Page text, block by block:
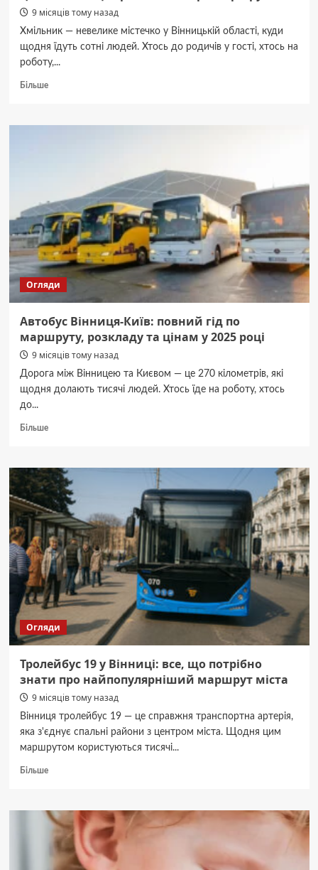
9 місяців тому назад
Хмільник — невелике містечко у Вінницькій області, куди
щодня їдуть сотні людей. Хтось до родичів у гості, хтось на
роботу,...
БільшеДокладніше
Вінниця-
все,
що
треба
знати
про
маршрут
Огляди
Автобус Вінниця-Київ: повний гід по
маршруту, розкладу та цінам у 2025 році
9 місяців тому назад
Дорога між Вінницею та Києвом — це 270 кілометрів, які
щодня долають тисячі людей. Хтось їде на роботу, хтось
до...
БільшеДокладніше
Вінниця-
Київ:
повний
гід
по
маршруту,
розкладу
та
цінам
у
2025
Огляди
Тролейбус 19 у Вінниці: все, що потрібно
знати про найпопулярніший маршрут міста
9 місяців тому назад
Вінниця тролейбус 19 — це справжня транспортна артерія,
яка з'єднує спальні райони з центром міста. Щодня цим
маршрутом користуються тисячі...
БільшеДокладніше
19
у
Вінниці:
все,